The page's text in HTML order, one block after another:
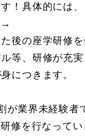
！具体的には、
後の座学研修を
等、研修が充実
につきます。
業界未経験者
修を行なってい